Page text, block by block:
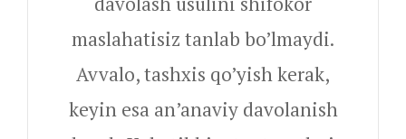
maslahatisiz tanlab bo’lmaydi.
Avvalo, tashxis qo’yish kerak,
keyin esa an’anaviy davolanish